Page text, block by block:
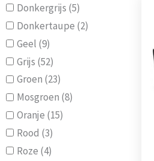
Donkergrijs (5)
Donkertaupe (2)
Geel (9)
Grijs (52)
Groen (23)
Mosgroen (8)
Oranje (15)
Rood (3)
Roze (4)